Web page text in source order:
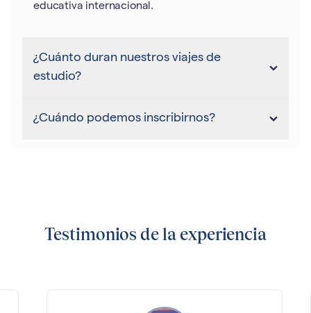
educativa internacional.
¿Cuánto duran nuestros viajes de
estudio?
¿Cuándo podemos inscribirnos?
Testimonios de la experiencia